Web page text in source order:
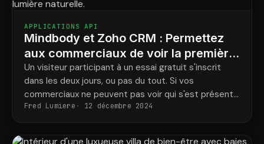
APPLICATIONS API
Mindbody et Zoho CRM : Permettez
aux commerciaux de voir la première
classe d’un prospect
Un visiteur participant à un essai gratuit s'inscrit
dans les deux jours, ou pas du tout. Si vos
commerciaux ne peuvent pas voir qui s'est présenté
à l'essai, ils perdent des prospects qu'ils devraient
convertir.
Fred Lumiere 12 décembre 2024